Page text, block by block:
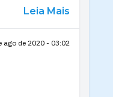
Leia Mais
ago de 2020 - 03:02